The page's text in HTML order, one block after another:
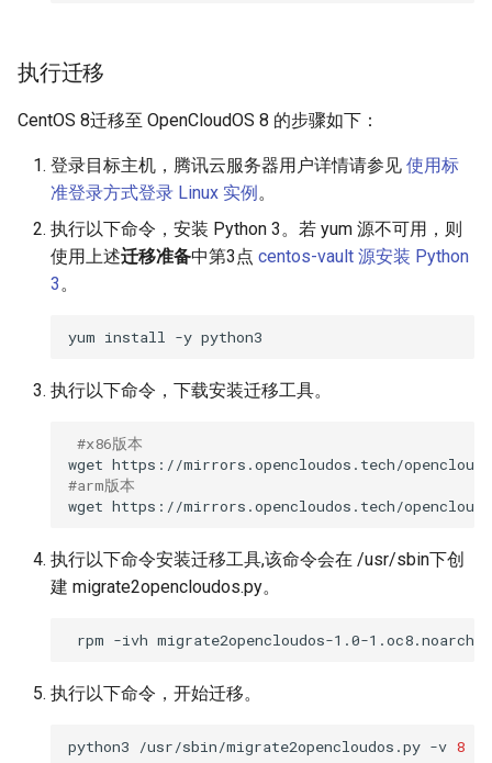
执行迁移
CentOS 8迁移至 OpenCloudOS 8 的步骤如下：
登录目标主机，腾讯云服务器用户详情请参见 使用标
准登录方式登录 Linux 实例。
执行以下命令，安装 Python 3。若 yum 源不可用，则
使用上述迁移准备中第3点 centos-vault 源安装 Python
3。
yum install -y
执行以下命令，下载安装迁移工具。
#x86版本
wget
#arm版本
wget https://mirrors.opencloudos.tech/
执行以下命令安装迁移工具,该命令会在 /usr/sbin下创
建 migrate2opencloudos.py。
rpm -ivh
执行以下命令，开始迁移。
python3 /usr/sbin/migrate2opencloudos.py -v 8